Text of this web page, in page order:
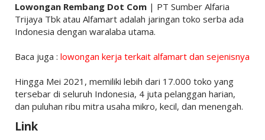
Lowongan Rembang Dot Com| PT Sumber Alfaria
Trijaya Tbk atau Alfamart adalah jaringan toko serba ada
Indonesia dengan waralaba utama.
Baca juga : lowongan kerja terkait alfamart dan sejenisnya
Hingga Mei 2021, memiliki lebih dari 17.000 toko yang
tersebar di seluruh Indonesia, 4 juta pelanggan harian,
dan puluhan ribu mitra usaha mikro, kecil, dan menengah.
Link